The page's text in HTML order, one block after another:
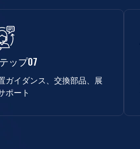
ップ07
ガイダンス、交換部品、展
ポート